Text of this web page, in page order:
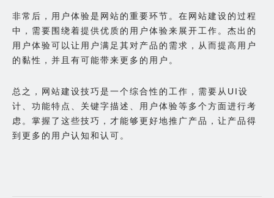
非常后，用户体验是网站的重要环节。在网站建设的过程
中，需要围绕着提供优质的用户体验来展开工作。杰出的
用户体验可以让用户满足其对产品的需求，从而提高用户
的黏性，并且有可能带来更多的用户。
总之，网站建设技巧是一个综合性的工作，需要从UI设
计、功能特点、关键字描述、用户体验等多个方面进行考
虑。掌握了这些技巧，才能够更好地推广产品，让产品得
到更多的用户认知和认可。